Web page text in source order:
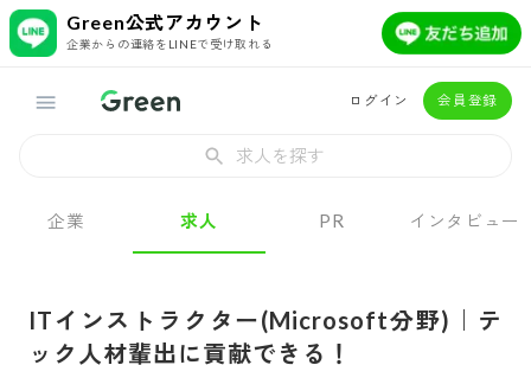
Green公式アカウント
企業からの連絡をLINEで受け取れる
ログイン 会員登録
求人を探す
企業 求人 PR インタビュー
ITインストラクター(Microsoft分野)｜テ
ック人材輩出に貢献できる！